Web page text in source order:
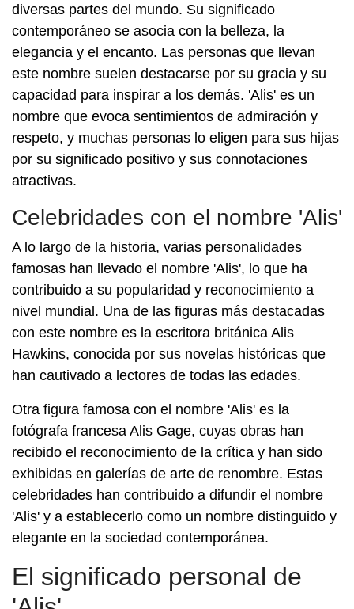
diversas partes del mundo. Su significado
contemporáneo se asocia con la belleza, la
elegancia y el encanto. Las personas que llevan
este nombre suelen destacarse por su gracia y su
capacidad para inspirar a los demás. 'Alis' es un
nombre que evoca sentimientos de admiración y
respeto, y muchas personas lo eligen para sus hijas
por su significado positivo y sus connotaciones
atractivas.
Celebridades con el nombre 'Alis'
A lo largo de la historia, varias personalidades
famosas han llevado el nombre 'Alis', lo que ha
contribuido a su popularidad y reconocimiento a
nivel mundial. Una de las figuras más destacadas
con este nombre es la escritora británica Alis
Hawkins, conocida por sus novelas históricas que
han cautivado a lectores de todas las edades.
Otra figura famosa con el nombre 'Alis' es la
fotógrafa francesa Alis Gage, cuyas obras han
recibido el reconocimiento de la crítica y han sido
exhibidas en galerías de arte de renombre. Estas
celebridades han contribuido a difundir el nombre
'Alis' y a establecerlo como un nombre distinguido y
elegante en la sociedad contemporánea.
El significado personal de